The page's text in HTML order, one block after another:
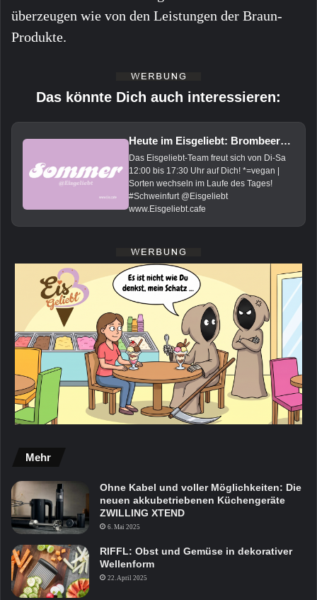
überzeugen wie von den Leistungen der Braun-
Produkte.
Das könnte Dich auch interessieren:
Heute im Eisgeliebt: Brombeere*, Zitrone*, Orange*, Kokos*, Vanille, Mandel, Pistazie und Basilikum
Das Eisgeliebt-Team freut sich von Di-Sa
12:00 bis 17:30 Uhr auf Dich! *=vegan |
Sorten wechseln im Laufe des Tages!
#Schweinfurt @Eisgeliebt
www.Eisgeliebt.cafe
Mehr
Ohne Kabel und voller Möglichkeiten: Die
neuen akkubetriebenen Küchengeräte
ZWILLING XTEND
6. Mai 2025
RIFFL: Obst und Gemüse in dekorativer
Wellenform
22. April 2025